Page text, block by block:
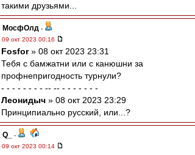
такими друзьями...
МосфОлд -
09 окт 2023 00:16
Fosfor» 08 окт 2023 23:31
Тебя с бамжатни или с канюшни за
профнепригодность турнули?
- - - - - - - - -- -- - - - - - - -
Леонидыч » 08 окт 2023 23:29
Принципиально русский, или...?
Q_
-
09 окт 2023 00:14